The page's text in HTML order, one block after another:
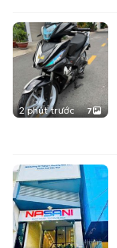
2 phút trước 7